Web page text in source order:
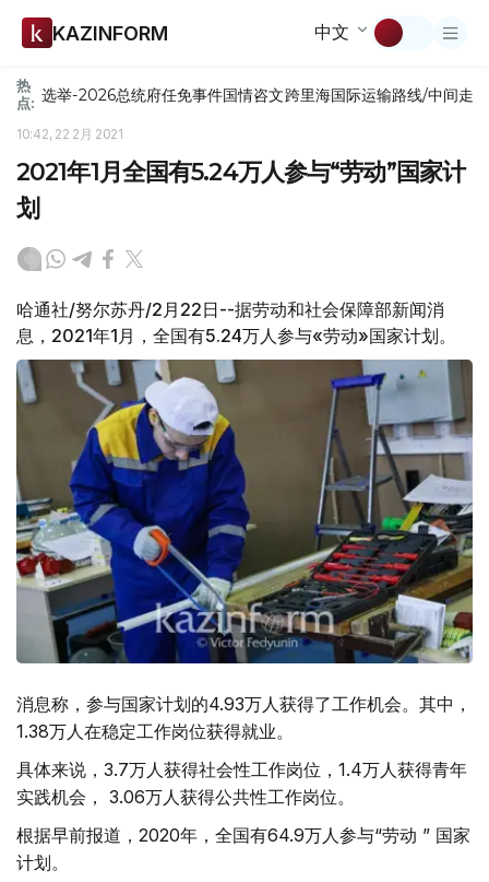
KAZINFORM 中文
热
点: 选举-2026总统府任免事件国情咨文跨里海国际运输路线/中间走廊
10:42, 22 2月 2021
2021年1月全国有5.24万人参与“劳动”国家计
划
哈通社/努尔苏丹/2月22日--据劳动和社会保障部新闻消
息，2021年1月，全国有5.24万人参与«劳动»国家计划。
消息称，参与国家计划的4.93万人获得了工作机会。其中，
1.38万人在稳定工作岗位获得就业。
具体来说，3.7万人获得社会性工作岗位，1.4万人获得青年
实践机会， 3.06万人获得公共性工作岗位。
根据早前报道，2020年，全国有64.9万人参与“劳动 ” 国家
计划。